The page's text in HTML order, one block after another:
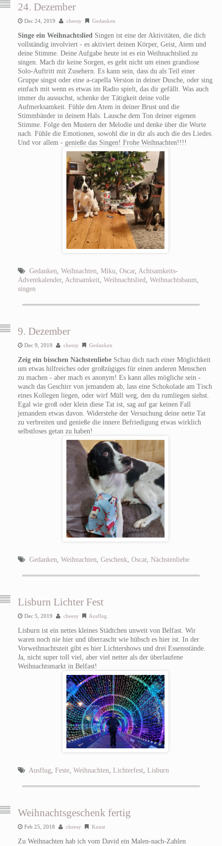
24. Dezember
Dec 24, 2019 cheesy Gedanken
Singe ein Weihnachtslied Singen ist eine der Aktivitäten, die dich
vollständig involviert - es aktiviert deinen Körper, Geist, Atem und
deine Stimme. Deine Aufgabe heute ist es ein Weihnachtslied zu
singen. Mach dir keine Sorgen, es geht nicht um einen grandiose
Solo-Auftritt mit Zusehern. Es kann sein, dass du als Teil einer
Gruppe singst oder eine a-capella Version in deiner Dusche, oder sing
einfach mit wenn es etwas im Radio spielt, das dir gefällt. Was auch
immer du aussuchst, schenke der Tätigkeit deine volle
Aufmerksamkeit. Fühle den Atem in deiner Brust und die
Stimmbänder in deinem Hals. Lausche dem Ton deiner eigenen
Stimme. Folge den Mustern der Melodie und denke über die Worte
nach. Fühle die Emotionen, sowohl die in dir als auch die des Liedes.
Und vor allem - genieße das Singen! Frohe Weihnachten!!!!
Gedanken Weihnachten Miku Oscar, Achtsamkeits-
Adventkalender, Achtsamkeit, Weihnachtslied Weihnachtsbaum
singen
9. Dezember
Dec 9, 2019 cheesy Gedanken
Zeig ein bisschen NächstenliebeSchau dich nach einer Möglichkeit
um etwas hilfreiches oder großzügiges für einen anderen Menschen
zu machen - aber mach es anonym! Es kann alles mögliche sein -
wasch das Geschirr von jemandem ab, lass eine Schokolade am Tisch
eines Kollegen liegen, oder wirf Müll weg, den du rumliegen siehst.
Egal wie groß oder klein diese Tat ist, sag auf gar keinen Fall
jemandem etwas davon. Widerstehe der Versuchung deine nette Tat
zu verbreiten und genieße die innere Befriedigung etwas wirklich
selbstloses getan zu haben!
Gedanken Weihnachten Geschenk Oscar, Nächstenliebe
Lisburn Lichter Fest
Dec 5, 2019 cheesy Ausflug
Lisburn ist ein nettes kleines Städtchen unweit von Belfast. Wir
waren noch nie hier und überrascht wie hübsch es hier ist. In der
Vorweihnachtszeit gibt es hier Lichtershows und drei Essensstände.
Ja, nicht super toll viel, aber viel netter als der überlaufene
Weihnachtsmarkt in Belfast!
Ausflug Feste, Weihnachten Lichterfest, Lisburn
Weihnachtsgeschenk fertig
Feb 25, 2018 cheesy Kunst
Zu Weihnachten hab ich vom David ein Malen-nach-Zahlen